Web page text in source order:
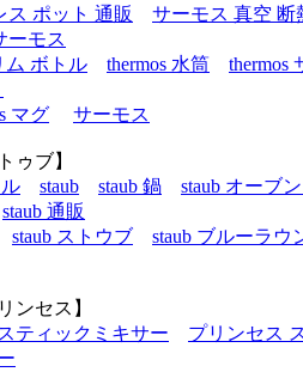
ス ポット 通販
サーモス 真空 断
ーモス
ム ボトル
thermos 水筒
thermos
マグ サーモス
ゥブ】
staub staub 鍋
staub オーブ
staub 通販
staub ストウブ
staub ブルーラウ
ンセス】
スティックミキサー
プリンセス